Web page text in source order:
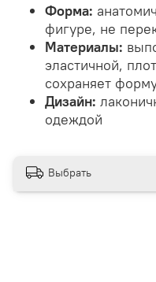
Форма:
фигуре, не
Материалы:
эластичной,
сохраняет
Дизайн:
одеждой
Выбрать